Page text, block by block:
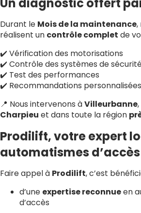
Durant le Mois de la maintenance,
réalisent un contrôle complet de
✔️ Vérification des motorisations
✔️ Contrôle des systèmes de
✔️ Test des performances
✔️ Recommandations
📍 Nous intervenons àVilleurbanne,
Charpieu et dans toute la région
Prodilift, votre expert
automatismes
Faire appel à Prodilift, c’est
d’une expertise reconnueen
d’accès